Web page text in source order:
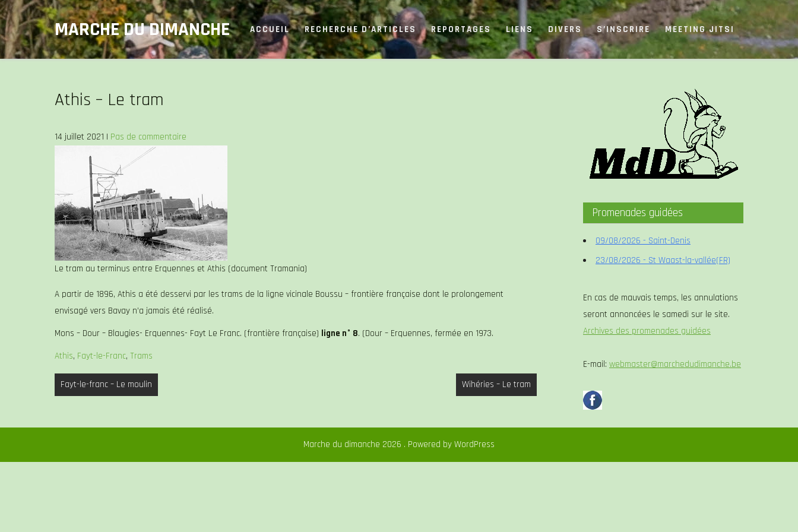
Skip
to
content
MARCHE DU DIMANCHE ACCUEIL RECHERCHE D’ARTICLES REPORTAGES LIENS DIVERS S’INSCRIRE MEETING JITSI
Athis – Le tram
14 juillet 2021 | Pas de commentaire
Le tram au terminus entre Erquennes et Athis (document Tramania)
A partir de 1896, Athis a été desservi par les trams de la ligne vicinale Boussu – frontière française dont le prolongement
envisagé vers Bavay n’a jamais été réalisé.
Mons – Dour – Blaugies- Erquennes- Fayt Le Franc. (frontière française) ligne n° 8. (Dour – Erquennes, fermée en 1973.
Athis, Fayt-le-Franc, Trams
Navigation
de
Fayt-le-franc – Le moulin Wihéries – Le tram
Promenades guidées
09/08/2026 - Saint-Denis
23/08/2026 - St Waast-la-vallée(FR)
En cas de mauvais temps, les annulations
seront annoncées le samedi sur le site.
Archives des promenades guidées
E-mail: webmaster@marchedudimanche.be
Marche du dimanche 2026 . Powered by WordPress